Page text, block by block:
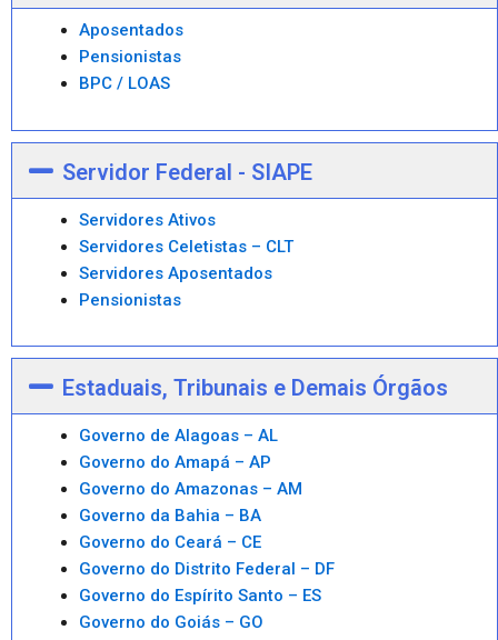
Aposentados
Pensionistas
BPC / LOAS
Servidor Federal - SIAPE
Servidores Ativos
Servidores Celetistas – CLT
Servidores Aposentados
Pensionistas
Estaduais, Tribunais e Demais Órgãos
Governo de Alagoas – AL
Governo do Amapá – AP
Governo do Amazonas – AM
Governo da Bahia – BA
Governo do Ceará – CE
Governo do Distrito Federal – DF
Governo do Espírito Santo – ES
Governo do Goiás – GO